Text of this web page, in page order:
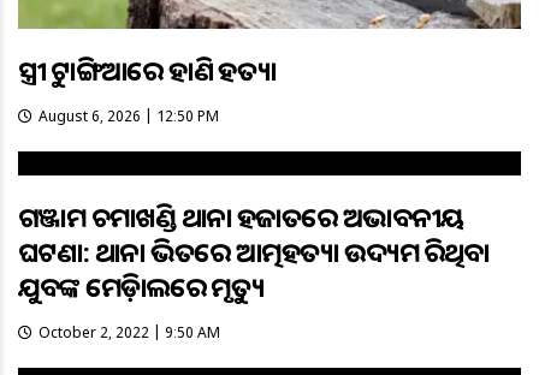
ସ୍ତ୍ରୀକୁ ଟାଙ୍ଗିଆରେ ହାଣି ହତ୍ୟା
August 6, 2026 | 12:50 PM
ଗଞ୍ଜାମ ଚମାଖଣ୍ଡି ଥାନା ହଜାତରେ ଅଭାବନୀୟ
ଘଟଣା: ଥାନା ଭିତରେ ଆତ୍ମହତ୍ୟା ଉଦ୍ୟମ କରିଥିବା
ଯୁବକଙ୍କ ମେଡ଼ିକାଲରେ ମୃତ୍ୟୁ
October 2, 2022 | 9:50 AM